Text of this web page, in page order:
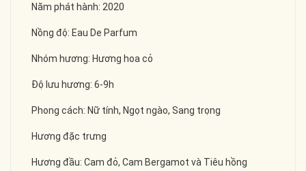
Năm phát hành: 2020
Nồng độ: Eau De Parfum
Nhóm hương: Hương hoa cỏ
Độ lưu hương: 6-9h
Phong cách: Nữ tính, Ngọt ngào, Sang trọng
Hương đặc trưng
Hương đầu: Cam đỏ, Cam Bergamot và Tiêu hồng